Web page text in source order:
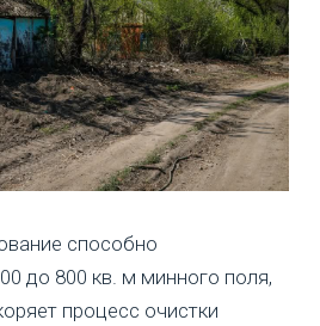
способно
до 800 кв. м минного поля,
процесс очистки